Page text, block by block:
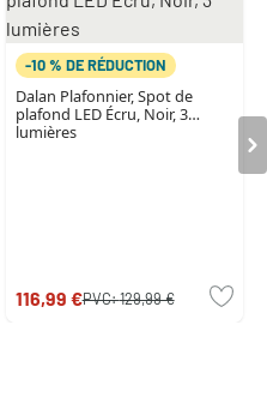
-10 % DE RÉDUCTION
Dalan Plafonnier, Spot de
plafond LED Écru, Noir, 3
lumières
116,99 €PVC:129,99 €